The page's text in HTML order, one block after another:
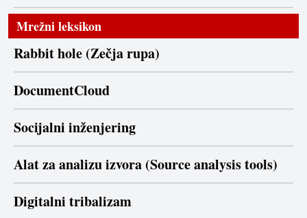
Mrežni leksikon
Rabbit hole (Zečja rupa)
DocumentCloud
Socijalni inženjering
Alat za analizu izvora (Source analysis tools)
Digitalni tribalizam